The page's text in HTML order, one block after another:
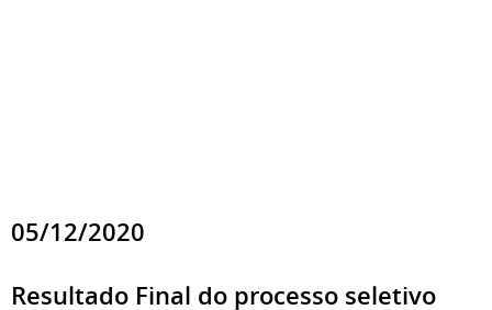
05/12/2020
Resultado Final do processo seletivo